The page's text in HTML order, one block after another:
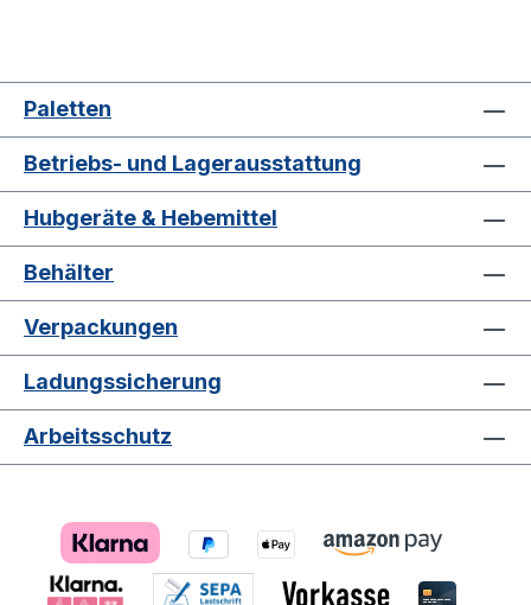
Paletten
Betriebs- und Lagerausstattung
Hubgeräte & Hebemittel
Behälter
Verpackungen
Ladungssicherung
Arbeitsschutz